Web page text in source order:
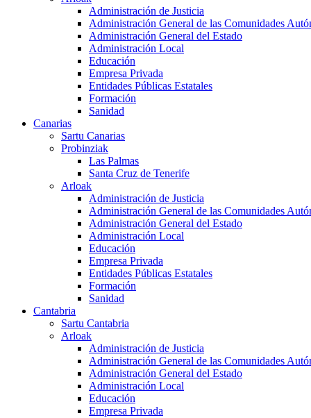
Administración de Justicia
Administración General de las Comunidades
Administración General del Estado
Administración Local
Educación
Empresa Privada
Entidades Públicas Estatales
Formación
Sanidad
Canarias
Sartu Canarias
Probinziak
Las Palmas
Santa Cruz de Tenerife
Arloak
Administración de Justicia
Administración General de las Comunidades
Administración General del Estado
Administración Local
Educación
Empresa Privada
Entidades Públicas Estatales
Formación
Sanidad
Cantabria
Sartu Cantabria
Arloak
Administración de Justicia
Administración General de las Comunidades
Administración General del Estado
Administración Local
Educación
Empresa Privada